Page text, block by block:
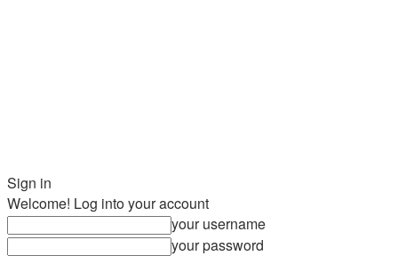
Sign in
Welcome! Log into your account
your username
your password